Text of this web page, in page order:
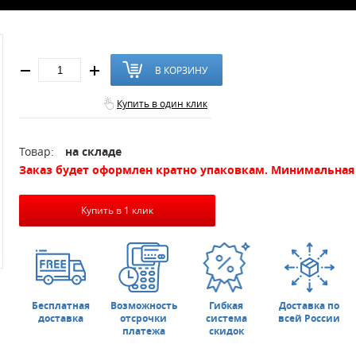
В КОРЗИНУ
Купить в один клик
Товар:
на складе
Заказ будет оформлен кратно упаковкам.
Купить в 1 клик
Бесплатная
доставка
Возможность
отсрочки
платежа
Гибкая
система
скидок
Доставка по
всей России